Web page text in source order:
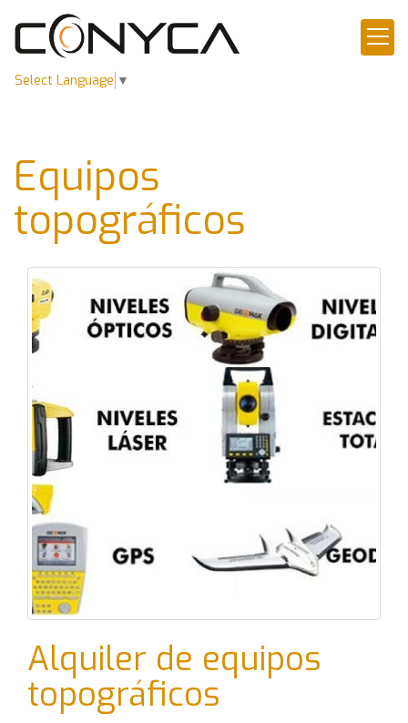
Select Language ▼
Equipos
topográficos
Alquiler de equipos
topográficos